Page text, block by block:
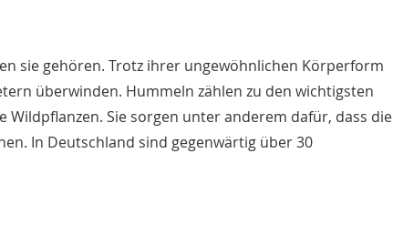
sie gehören. Trotz ihrer ungewöhnlichen Körperform
überwinden. Hummeln zählen zu den wichtigsten
Sie sorgen unter anderem dafür, dass die
In Deutschland sind gegenwärtig über 30